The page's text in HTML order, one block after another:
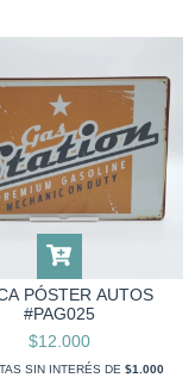
PÓSTER AUTOS
#PAG025
$12.000
SIN INTERÉS DE $1.000